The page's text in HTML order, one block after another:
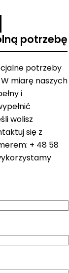
potrzebę
potrzeby
miarę naszych
i
wolisz
się z
+ 48 58